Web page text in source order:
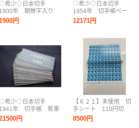
希少◇日本切手
1900年 朝鮮字入り
宮ご婚儀 未使用
バラ計2枚◇
円
希少◇日本切手
1941年 切手帳 新東
80銭◇難あり◇
円
◇希少◇日本切手
1954年 切手帳ペー
ン 壁画100円 未使
用 計4枚◇
12171円
【６２１】未使用 切
手シート 110円切
手 100枚 額面
11,000円 日本郵政
8500円